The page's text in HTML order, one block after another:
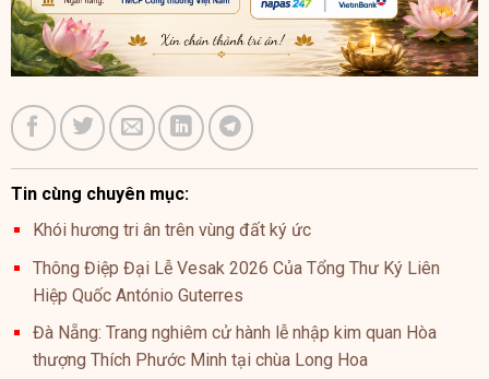
Tin cùng chuyên mục:
Khói hương tri ân trên vùng đất ký ức
Thông Điệp Đại Lễ Vesak 2026 Của Tổng Thư Ký Liên
Hiệp Quốc António Guterres
Đà Nẵng: Trang nghiêm cử hành lễ nhập kim quan Hòa
thượng Thích Phước Minh tại chùa Long Hoa